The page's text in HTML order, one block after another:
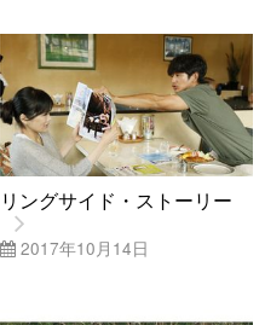
リングサイド・ストーリー
2017年10月14日